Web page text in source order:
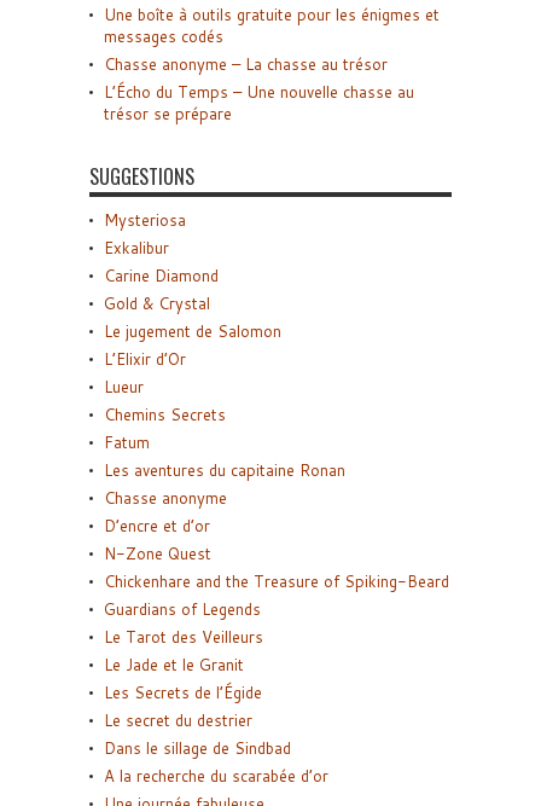
Une boîte à outils gratuite pour les énigmes et
messages codés
Chasse anonyme – La chasse au trésor
L’Écho du Temps – Une nouvelle chasse au
trésor se prépare
SUGGESTIONS
Mysteriosa
Exkalibur
Carine Diamond
Gold & Crystal
Le jugement de Salomon
L’Elixir d’Or
Lueur
Chemins Secrets
Fatum
Les aventures du capitaine Ronan
Chasse anonyme
D’encre et d’or
N-Zone Quest
Chickenhare and the Treasure of Spiking-Beard
Guardians of Legends
Le Tarot des Veilleurs
Le Jade et le Granit
Les Secrets de l’Égide
Le secret du destrier
Dans le sillage de Sindbad
A la recherche du scarabée d’or